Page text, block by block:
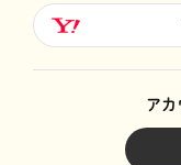
アカ